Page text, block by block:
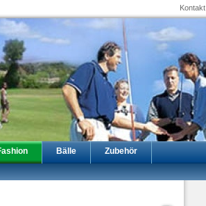
Kontakt
Bälle Zubehör